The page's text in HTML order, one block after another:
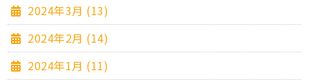
2024年3月 (13)
2024年2月 (14)
2024年1月 (11)